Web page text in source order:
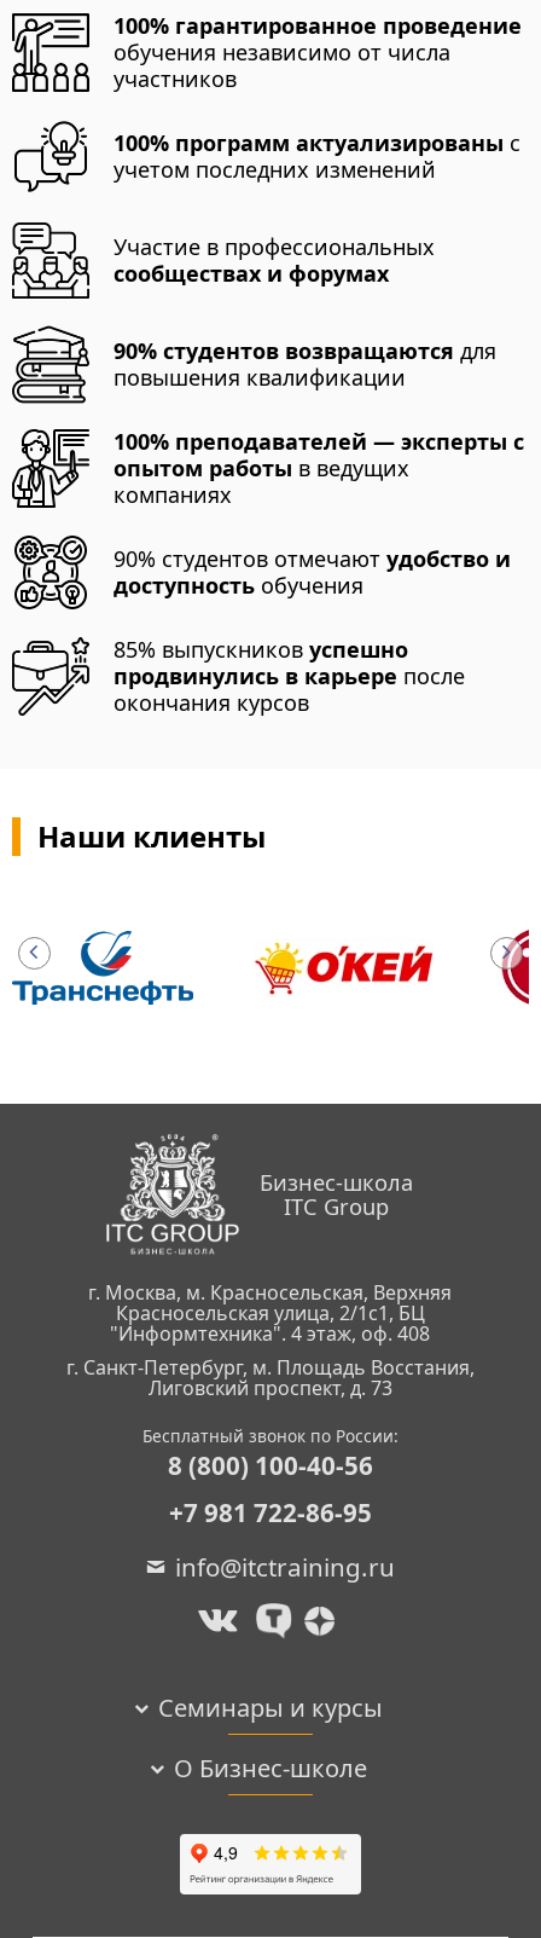
100% гарантированное проведение
обучения независимо от числа
участников
100% программ актуализированы с
учетом последних изменений
Участие в профессиональных
сообществах и форумах
90% студентов возвращаются для
повышения квалификации
100% преподавателей — эксперты с
опытом работы в ведущих
компаниях
90% студентов отмечаютудобство и
доступность обучения
85% выпускниковуспешно
продвинулись в карьере после
окончания курсов
Наши клиенты
Бизнес-школа
ITC Group
г. Москва, м. Красносельская, Верхняя
Красносельская улица, 2/1с1, БЦ
"Информтехника". 4 этаж, оф. 408
г. Санкт-Петербург, м. Площадь Восстания,
Лиговский проспект, д. 73
Бесплатный звонок по России:
8 (800) 100-40-56
+7 981 722-86-95
info@itctraining.ru
Семинары и курсы
О Бизнес-школе